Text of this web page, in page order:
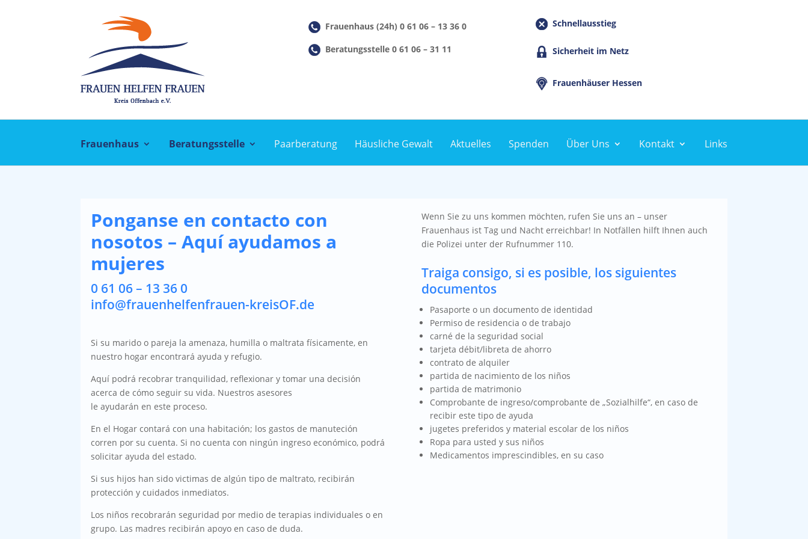
Frauenhaus (24h) 0 61 06 – 13 36 0
Beratungsstelle 0 61 06 – 31 11
Schnellausstieg
Sicherheit im Netz
Frauenhäuser Hessen
Frauenhaus Beratungsstelle Paarberatung Häusliche Gewalt Aktuelles Spenden Über Uns Kontakt Links
Ponganse en contacto con
nosotos – Aquí ayudamos a
mujeres
0 61 06 – 13 36 0
info@frauenhelfenfrauen-kreisOF.de
Si su marido o pareja la amenaza, humilla o maltrata físicamente, en
nuestro hogar encontrará ayuda y refugio.
Aquí podrá recobrar tranquilidad, reflexionar y tomar una decisión
acerca de cómo seguir su vida. Nuestros asesores
le ayudarán en este proceso.
En el Hogar contará con una habitación; los gastos de manuteción
corren por su cuenta. Si no cuenta con ningún ingreso económico, podrá
solicitar ayuda del estado.
Si sus hijos han sido victimas de algún tipo de maltrato, recibirán
protección y cuidados inmediatos.
Los niños recobrarán seguridad por medio de terapias individuales o en
grupo. Las madres recibirán apoyo en caso de duda.
Wenn Sie zu uns kommen möchten, rufen Sie uns an – unser
Frauenhaus ist Tag und Nacht erreichbar! In Notfällen hilft Ihnen auch
die Polizei unter der Rufnummer 110.
Traiga consigo, si es posible, los siguientes
documentos
Pasaporte o un documento de identidad
Permiso de residencia o de trabajo
carné de la seguridad social
tarjeta débit/libreta de ahorro
contrato de alquiler
partida de nacimiento de los niños
partida de matrimonio
Comprobante de ingreso/comprobante de „Sozialhilfe“, en caso de
recibir este tipo de ayuda
jugetes preferidos y material escolar de los niños
Ropa para usted y sus niños
Medicamentos imprescindibles, en su caso